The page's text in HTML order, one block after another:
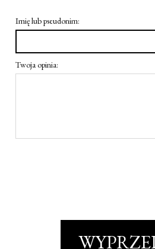
Imię lub pseudonim:
Twoja opinia: